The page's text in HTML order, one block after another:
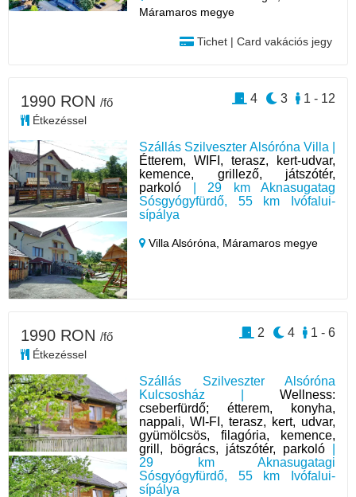
Máramaros megye
Tichet | Card vakációs jegy
Szállás Szilveszter Alsóróna Villa |
Étterem, WIFI, terasz, kert-udvar,
kemence, grillező, játszótér,
parkoló | 29 km Aknasugatag
Sósgyógyfürdő, 55 km Ivófalui-
sípálya
Villa Alsóróna, Máramaros megye
1990 RON /fő
Étkezéssel
1 - 12
3
4
Szállás Szilveszter Alsóróna
Kulcsosház | Wellness:
cseberfürdő; étterem, konyha,
nappali, WI-FI, terasz, kert, udvar,
gyümölcsös, filagória, kemence,
grill, bögrács, játszótér, parkoló
29 km Aknasugatagi
Sósgyógyfürdő, 55 km Ivófalui-
sípálya
1990 RON /fő
Étkezéssel
1 - 6
4
2